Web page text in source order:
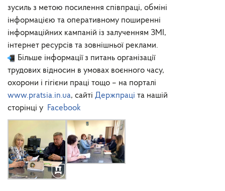
зусиль з метою посилення співпраці, обміні
інформацією та оперативному поширенні
інформаційних кампаній із залученням ЗМІ,
інтернет ресурсів та зовнішньої реклами.
Більше інформації з питань організації
трудових відносин в умовах воєнного часу,
охорони і гігієни праці тощо – на порталі
www.pratsia.in.ua, сайті Держпраці та нашій
сторінці у Facebook